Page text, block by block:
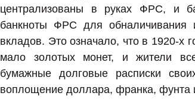
централизованы в руках ФРС, и
банкноты ФРС для обналичивания
вкладов. Это означало, что в 1920-х
мало золотых монет, и жители
бумажные долговые расписки
воплощение доллара, франка, фунта